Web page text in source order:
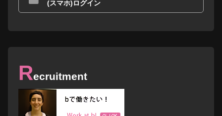
(スマホ)ログイン
Recruitment